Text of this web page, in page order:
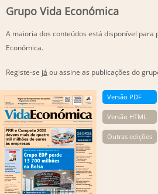
Grupo Vida Económica
A maioria dos conteúdos está disponível
Económica.
Registe-se já ou assine as publicações do
Versão PDF
Versão HTML
Outras edições